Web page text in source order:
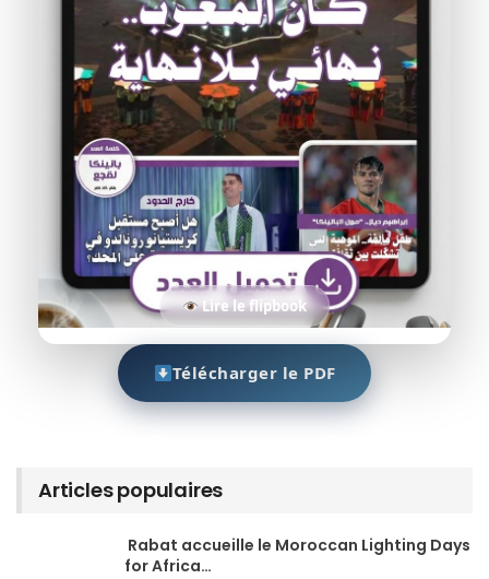
Lire le flipbook
Télécharger le PDF
Articles populaires
Rabat accueille le Moroccan Lighting Days
for Africa…